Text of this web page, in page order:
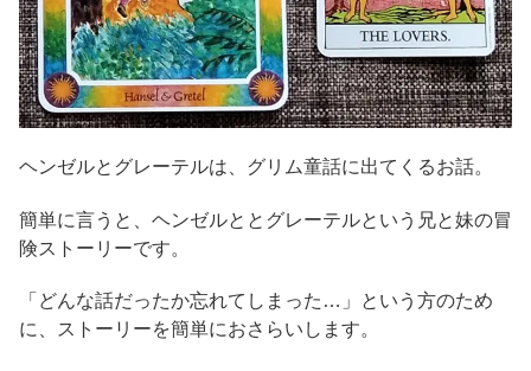
ヘンゼルとグレーテルは、グリム童話に出てくるお話。
簡単に言うと、ヘンゼルととグレーテルという兄と妹の冒
険ストーリーです。
「どんな話だったか忘れてしまった…」という方のため
に、ストーリーを簡単におさらいします。